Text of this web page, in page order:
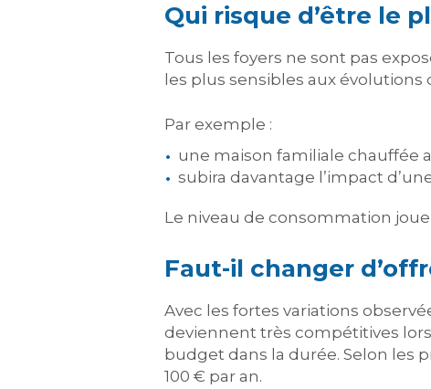
Qui risque d’être le
Tous les foyers ne sont pas
les plus sensibles aux évolutions
Par exemple :
une maison familiale chauffée
subira davantage l’impact
Le niveau de consommation
Faut-il changer
Avec les fortes variations
deviennent très compétitives
budget dans la durée. Selon les
100 € par an.